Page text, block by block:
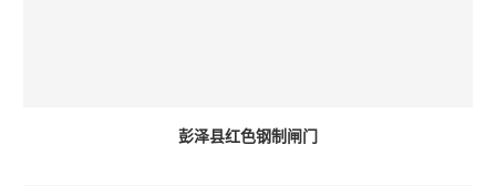
彭泽县红色钢制闸门